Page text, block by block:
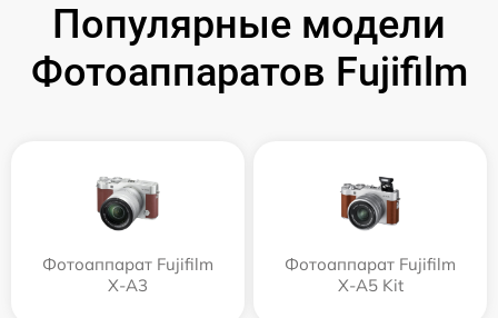
Популярные модели
Фотоаппаратов Fujifilm
Фотоаппарат Fujifilm
X-A3
Фотоаппарат Fujifilm
X-A5 Kit